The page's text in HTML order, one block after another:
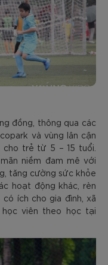
đồng, thông qua các
và vùng lân cận
trẻ từ 5 – 15 tuổi.
niềm đam mê với
tăng cường sức khỏe
hoạt động khác, rèn
ích cho gia đình, xã
viên theo học tại